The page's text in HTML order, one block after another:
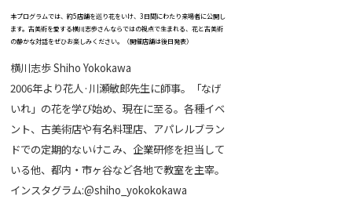
本プログラムでは、約5店舗を巡り花をいけ、3日間にわたり来場者に公開し
ます。古美術を愛する横川志歩さんならではの視点で生まれる、花と古美術
の静かな対話をぜひお楽しみください。（開催店舗は後日発表）
横川志歩 Shiho Yokokawa
2006年より花人·川瀬敏郎先生に師事。「なげ
いれ」の花を学び始め、現在に至る。各種イベ
ント、古美術店や有名料理店、アパレルブラン
ドでの定期的ないけこみ、企業研修を担当して
いる他、都内・市ヶ谷など各地で教室を主宰。
インスタグラム:@shiho_yokokokawa